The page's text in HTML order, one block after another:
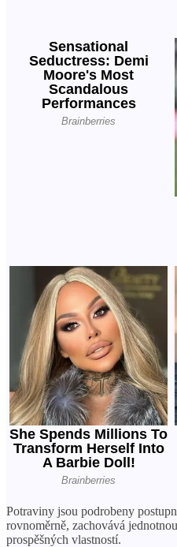
Potraviny jsou podrobeny
rovnoměrně, zachovává
prospěšných vlastností.